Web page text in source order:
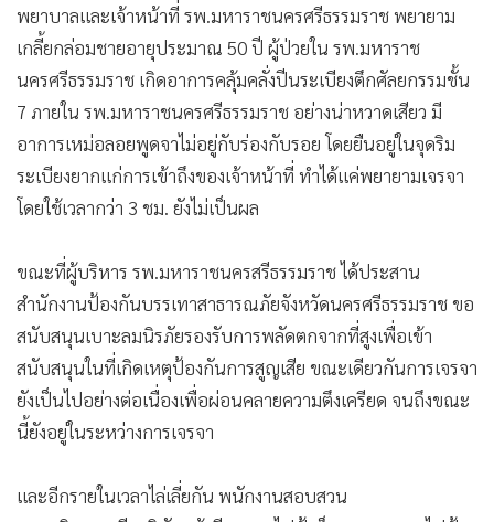
พยาบาลและเจ้าหน้าที่ รพ.มหาราชนครศรีธรรมราช พยายาม
เกลี้ยกล่อมชายอายุประมาณ 50 ปี ผู้ป่วยใน รพ.มหาราช
นครศรีธรรมราช เกิดอาการคลุ้มคลั่งปีนระเบียงตึกศัลยกรรมชั้น
7 ภายใน รพ.มหาราชนครศรีธรรมราช อย่างน่าหวาดเสียว มี
อาการเหม่อลอยพูดจาไม่อยู่กับร่องกับรอย โดยยืนอยู่ในจุดริม
ระเบียงยากแก่การเข้าถึงของเจ้าหน้าที่ ทำได้แค่พยายามเจรจา
โดยใช้เวลากว่า 3 ชม. ยังไม่เป็นผล
ขณะที่ผู้บริหาร รพ.มหาราชนครสรีธรรมราช ได้ประสาน
สำนักงานป้องกันบรรเทาสาธารณภัยจังหวัดนครศรีธรรมราช ขอ
สนับสนุนเบาะลมนิรภัยรองรับการพลัดตกจากที่สูงเพื่อเข้า
สนับสนุนในที่เกิดเหตุป้องกันการสูญเสีย ขณะเดียวกันการเจรจา
ยังเป็นไปอย่างต่อเนื่องเพื่อผ่อนคลายความตึงเครียด จนถึงขณะ
นี้ยังอยู่ในระหว่างการเจรจา
และอีกรายในเวลาไล่เลี่ยกัน พนักงานสอบสวน